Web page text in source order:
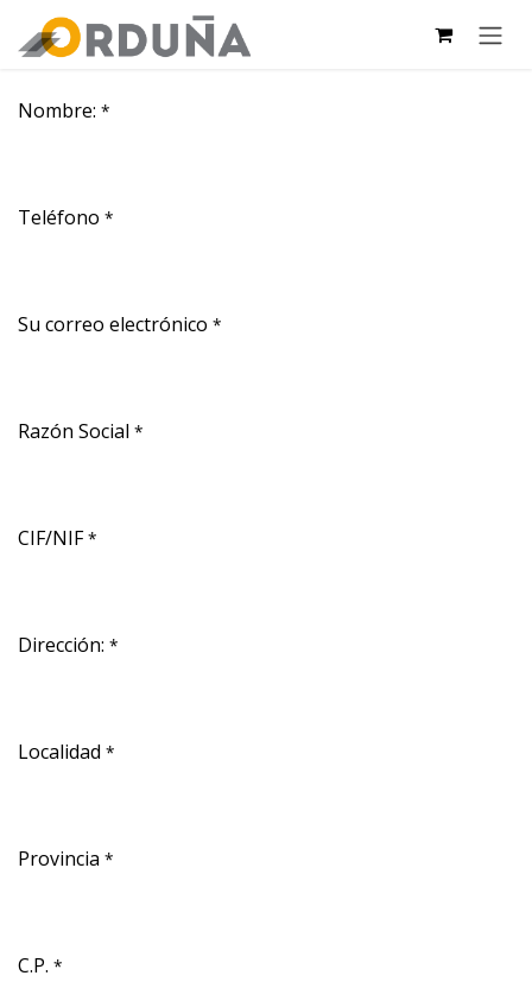
Nombre: *
Teléfono *
Su correo electrónico *
Razón Social *
CIF/NIF*
Dirección: *
Localidad *
Provincia *
C.P. *